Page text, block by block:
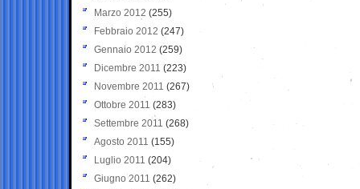
Marzo 2012 (255)
Febbraio 2012 (247)
Gennaio 2012 (259)
Dicembre 2011 (223)
Novembre 2011 (267)
Ottobre 2011 (283)
Settembre 2011 (268)
Agosto 2011 (155)
Luglio 2011 (204)
Giugno 2011 (262)